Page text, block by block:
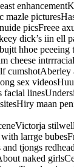
mazle
picsFreee
dick’s iin ell
hhoe
cheese
sex
facial
maan
larrge
tjongs
naked